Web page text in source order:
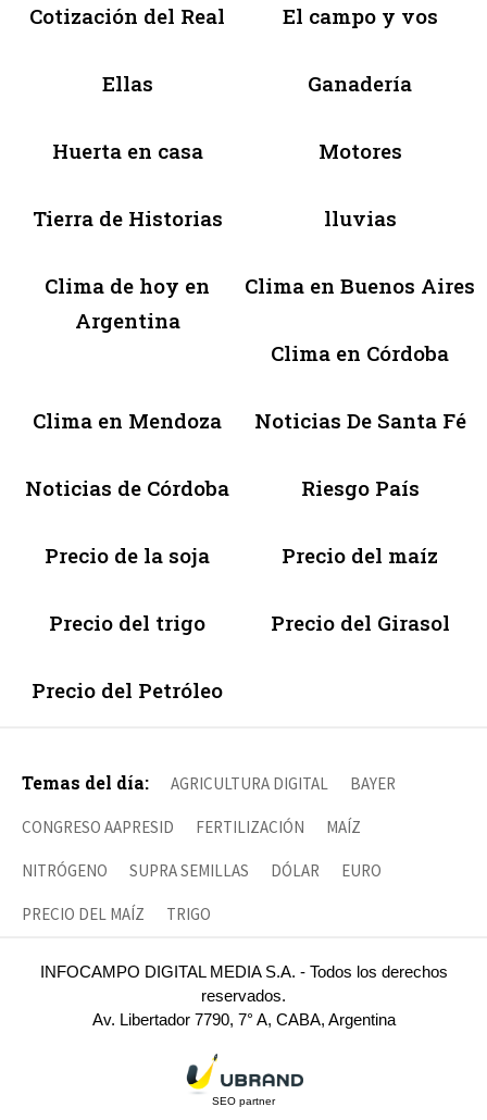
Cotización del Real El campo y vos
Ellas Ganadería
Huerta en casa Motores
Tierra de Historias lluvias
Clima de hoy en
Argentina
Clima en Buenos Aires
Clima en Córdoba
Clima en Mendoza Noticias De Santa Fé
Noticias de Córdoba Riesgo País
Precio de la soja Precio del maíz
Precio del trigo Precio del Girasol
Precio del Petróleo
Temas del día: AGRICULTURA DIGITAL BAYER
CONGRESO AAPRESID FERTILIZACIÓN MAÍZ
NITRÓGENO SUPRA SEMILLAS DÓLAR EURO
PRECIO DEL MAÍZ TRIGO
INFOCAMPO DIGITAL MEDIA S.A. - Todos los derechos
reservados.
Av. Libertador 7790, 7° A, CABA, Argentina
SEO partner